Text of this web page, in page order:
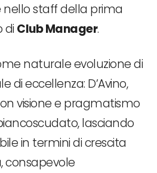
staff della prima
di Club Manager.
naturale evoluzione di
di eccellenza: D’Avino,
visione e pragmatismo
lasciando
in termini di crescita
consapevole